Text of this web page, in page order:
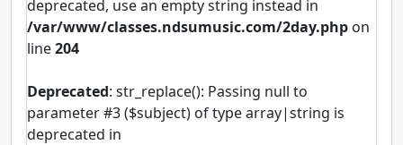
s
T
s
a
,
r
s
deprecated, use an empty string instead in
/var/www/classes.ndsumusic.com/2day.php on
line204
Deprecated: str_replace(): Passing null to
parameter #3 ($subject) of type array|string is
deprecated in